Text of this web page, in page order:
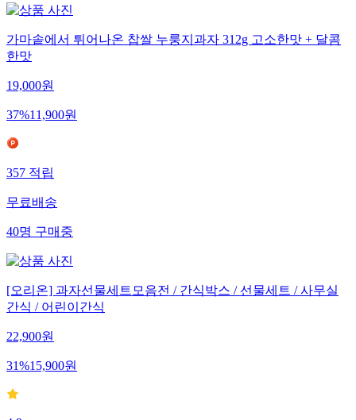
가마솥에서 튀어나온 찹쌀 누룽지과자 312g 고소한맛 + 달콤
한맛
19,000원
37%11,900원
357적립
무료배송
40명구매중
[오리온] 과자선물세트모음전 / 간식박스 / 선물세트 / 사무실
간식 / 어린이간식
22,900원
31%15,900원